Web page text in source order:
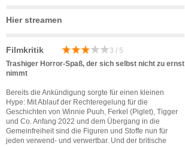
Hier streamen
Filmkritik 3 / 5
Trashiger Horror-Spaß, der sich selbst nicht zu ernst
nimmt
Bereits die Ankündigung sorgte für einen kleinen
Hype: Mit Ablauf der Rechteregelung für die
Geschichten von Winnie Puuh, Ferkel (Piglet), Tigger
und Co. Anfang 2022 und dem Übergang in die
Gemeinfreiheit sind die Figuren und Stoffe nun für
jeden verwend- und verwertbar. Und der britische